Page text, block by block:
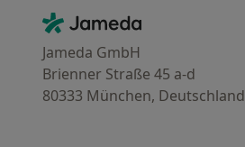
Kontakt
Jameda - Startseite
Jameda GmbH
Brienner Straße 45 a-d
80333 München, Deutschland